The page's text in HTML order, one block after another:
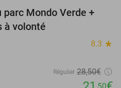
25%
parc Mondo Verde +
à volonté
8.3 star
Régulier 28,50€